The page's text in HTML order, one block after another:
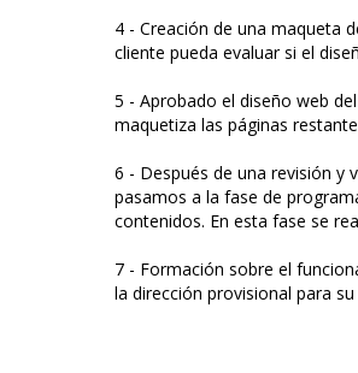
4 - Creación de una maqueta
cliente pueda evaluar si el
5 - Aprobado el diseño web
maquetiza las páginas
6 - Después de una revisión y
pasamos a la fase de
contenidos. En esta fase se
7 - Formación sobre el
la dirección provisional para